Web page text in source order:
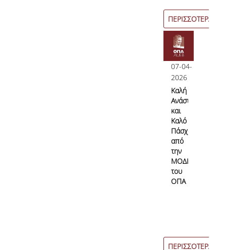
ΠΕΡΙΣΣΟΤΕΡΑ
07-04-
2026
Καλή
Ανάσταση
και
Καλό
Πάσχα
από
την
ΜΟΔΙΠ
του
ΟΠΑ
ΠΕΡΙΣΣΟΤΕΡΑ